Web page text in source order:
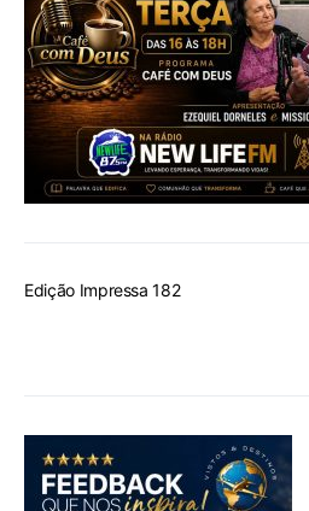
Edição Impressa 182